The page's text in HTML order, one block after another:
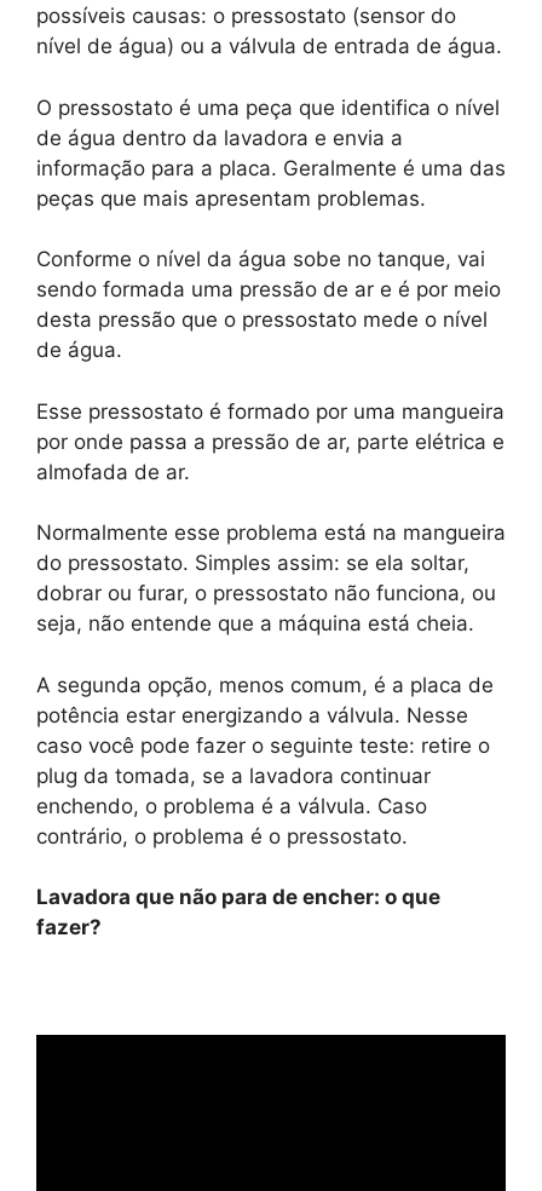
possíveis causas: o pressostato (sensor do
nível de água) ou a válvula de entrada de água.
O pressostato é uma peça que identifica o nível
de água dentro da lavadora e envia a
informação para a placa. Geralmente é uma das
peças que mais apresentam problemas.
Conforme o nível da água sobe no tanque, vai
sendo formada uma pressão de ar e é por meio
desta pressão que o pressostato mede o nível
de água.
Esse pressostato é formado por uma mangueira
por onde passa a pressão de ar, parte elétrica e
almofada de ar.
Normalmente esse problema está na mangueira
do pressostato. Simples assim: se ela soltar,
dobrar ou furar, o pressostato não funciona, ou
seja, não entende que a máquina está cheia.
A segunda opção, menos comum, é a placa de
potência estar energizando a válvula. Nesse
caso você pode fazer o seguinte teste: retire o
plug da tomada, se a lavadora continuar
enchendo, o problema é a válvula. Caso
contrário, o problema é o pressostato.
Lavadora que não para de encher: o que
fazer?